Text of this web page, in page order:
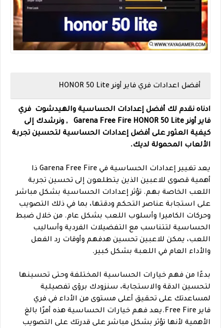
أفضل اعدادات فري فاير أونر HONOR 50 Lite
ادناه نقدم لك أفضل إعدادات الحساسية والهيدشوت فري
فاير أونر Garena Free Fire HONOR 50 Lite , ونرشدك إلى
كيفية العثور على أفضل إعدادات الحساسية لتحسين تجربة
الألعاب المحمولة لديك.
يعد تغيير إعدادات الحساسية في Garena Free Fire ذا
أهمية قصوى للاعبين الذين يتطلعون إلى تحسين تجربة
اللعب الخاصة بهم. تؤثر إعدادات الحساسية بشكل مباشر
على استجابة عناصر التحكم ودقتها، بما في ذلك التصويب
وحركات الكاميرا وأسلوب اللعب بشكل عام. من خلال ضبط
الحساسية لتتناسب مع التفضيلات الفردية وأساليب
اللعب، يمكن للاعبين تحسين هدفهم وأوقات رد الفعل
والأداء العام في اللعبة بشكل كبير.
بدءًا من فهم خيارات الحساسية المختلفة وحتى تحسينها
لتحسين الدقة والاستجابة، سنزودك برؤى تفصيلية
لمساعدتك على تحقيق أعلى مستوى من الأداء في فري
فاير Free Fire.يعد فهم خيارات الحساسية هذه أمرًا بالغ
الأهمية لأنها تؤثر بشكل مباشر على قدرتك على التصويب